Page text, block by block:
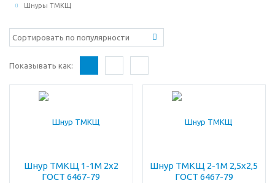
Шнуры ТМКЩ
Показывать как:
Шнур ТМКЩ 1-1М 2х2
ГОСТ 6467-79
Шнур ТМКЩ 2-1М 2,5х2,5
ГОСТ 6467-79